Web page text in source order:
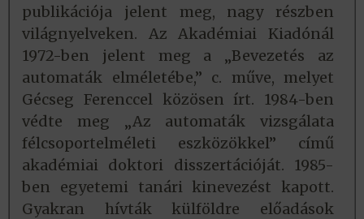
publikációja jelent meg, nagy részben
világnyelveken. Az Akadémiai Kiadónál
1972-ben jelent meg a „Bevezetés az
automaták elméletébe,” c. műve, melyet
Gécseg Ferenccel közösen írt. 1984-ben
védte meg „Az automaták vizsgálata
félcsoportelméleti eszközökkel” című
akadémiai doktori disszertációját. 1985-
ben egyetemi tanári kinevezést kapott.
Gyakran hívták külföldre előadások